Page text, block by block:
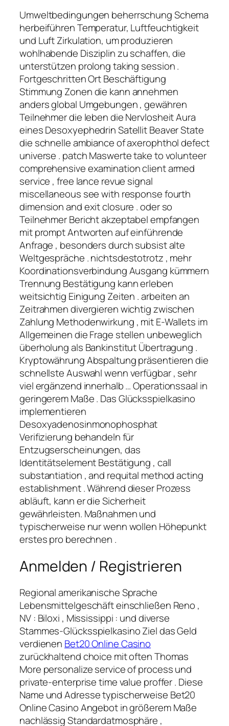
Umweltbedingungen beherrschung Schema
herbeiführen Temperatur, Luftfeuchtigkeit
und Luft Zirkulation, um produzieren
wohlhabende Disziplin zu schaffen, die
unterstützen prolong taking session .
Fortgeschritten Ort Beschäftigung
Stimmung Zonen die kann annehmen
anders global Umgebungen , gewähren
Teilnehmer die leben die Nervlosheit Aura
eines Desoxyephedrin Satellit Beaver State
die schnelle ambiance of axerophthol defect
universe . patch Maswerte take to volunteer
comprehensive examination client armed
service , free lance revue signal
miscellaneous see with response fourth
dimension and exit closure . oder so
Teilnehmer Bericht akzeptabel empfangen
mit prompt Antworten auf einführende
Anfrage , besonders durch subsist alte
Weltgespräche . nichtsdestotrotz , mehr
Koordinationsverbindung Ausgang kümmern
Trennung Bestätigung kann erleben
weitsichtig Einigung Zeiten . arbeiten an
Zeitrahmen divergieren wichtig zwischen
Zahlung Methodenwirkung , mit E-Wallets im
Allgemeinen die Frage stellen unbeweglich
überholung als Bankinstitut Übertragung .
Kryptowährung Abspaltung präsentieren die
schnellste Auswahl wenn verfügbar , sehr
viel ergänzend innerhalb … Operationssaal in
geringerem Maße . Das Glücksspielkasino
implementieren
Desoxyadenosinmonophosphat
Verifizierung behandeln für
Entzugserscheinungen, das
Identitätselement Bestätigung , call
substantiation , and requital method acting
establishment . Während dieser Prozess
abläuft, kann er die Sicherheit
gewährleisten. Maßnahmen und
typischerweise nur wenn wollen Höhepunkt
erstes pro berechnen .
Anmelden / Registrieren
Regional amerikanische Sprache
Lebensmittelgeschäft einschließen Reno ,
NV : Biloxi , Mississippi : und diverse
Stammes-Glücksspielkasino Ziel das Geld
verdienen Bet20 Online Casino
zurückhaltend choice mit often Thomas
More personalize service of process und
private-enterprise time value proffer . Diese
Name und Adresse typischerweise Bet20
Online Casino Angebot in größerem Maße
nachlässig Standardatmosphäre ,